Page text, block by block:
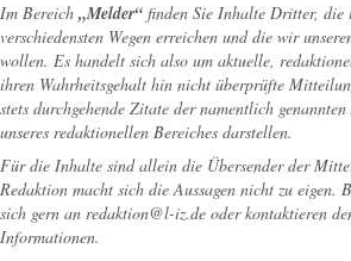
Im Bereich „Melder“ finden Sie Inhalte Dritter, die
verschiedensten Wegen erreichen und die wir
wollen. Es handelt sich also um aktuelle,
ihren Wahrheitsgehalt hin nicht überprüfte
stets durchgehende Zitate der namentlich
unseres redaktionellen Bereiches darstellen.
Für die Inhalte sind allein die Übersender der
Redaktion macht sich die Aussagen nicht zu eigen.
sich gern an redaktion@l-iz.de oder kontaktieren
Informationen.